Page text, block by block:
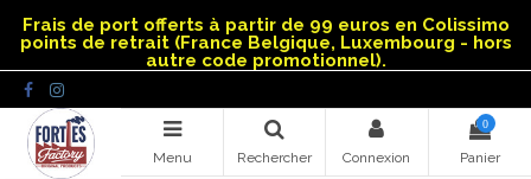
Frais de port offerts à partir de 99 euros en Colissimo
points de retrait (France Belgique, Luxembourg - hors
autre code promotionnel).
Menu Rechercher Connexion
0
Panier